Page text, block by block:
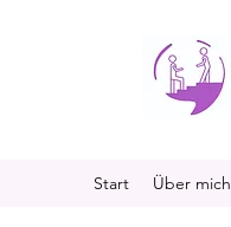
Start Über mich